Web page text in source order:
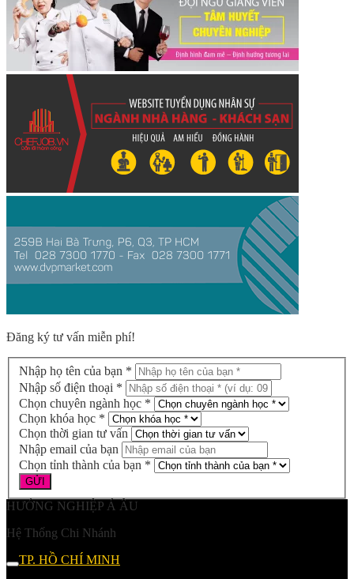
Đăng ký tư vấn miễn phí!
Nhập họ tên của bạn *
Nhập số điện thoại *
Chọn chuyên ngành học *
Chọn khóa học *
Chọn thời gian tư vấn
Nhập email của bạn
Chọn tỉnh thành của bạn *
HƯỚNG NGHIỆP Á ÂU
Hệ Thống Chi Nhánh
TP. HỒ CHÍ MINH